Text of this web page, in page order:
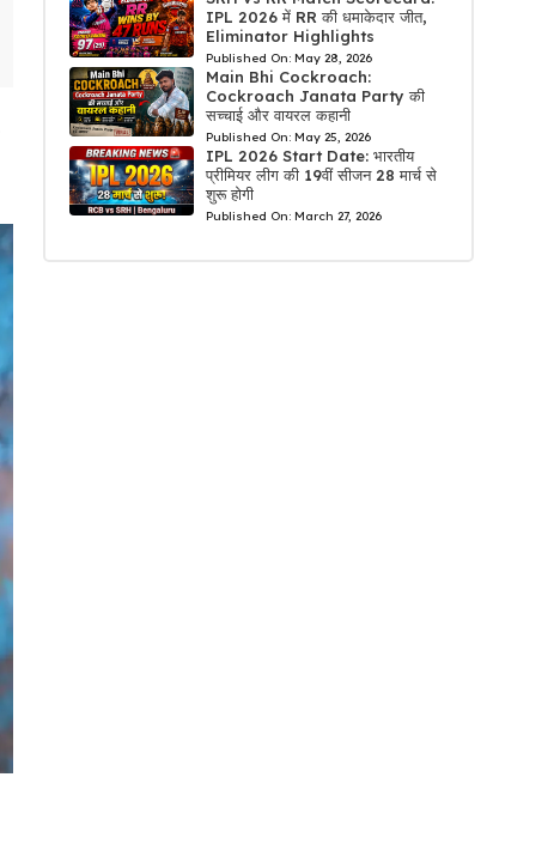
IPL 2026 में RR की धमाकेदार जीत,
Eliminator Highlights
Published On: May 28, 2026
Main Bhi Cockroach:
Cockroach Janata Party की
सच्चाई और वायरल कहानी
Published On: May 25, 2026
IPL 2026 Start Date: भारतीय
प्रीमियर लीग की 19वीं सीजन 28 मार्च से
शुरू होगी
Published On: March 27, 2026